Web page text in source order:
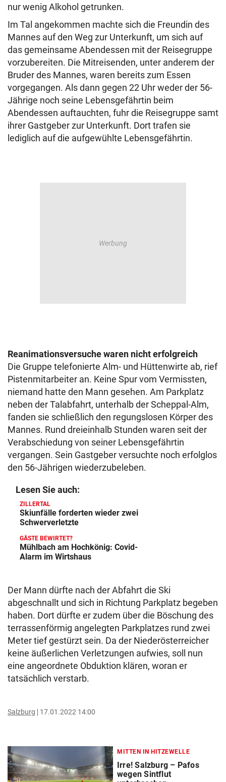
nur wenig Alkohol getrunken.
Im Tal angekommen machte sich die Freundin des
Mannes auf den Weg zur Unterkunft, um sich auf
das gemeinsame Abendessen mit der Reisegruppe
vorzubereiten. Die Mitreisenden, unter anderem der
Bruder des Mannes, waren bereits zum Essen
vorgegangen. Als dann gegen 22 Uhr weder der 56-
Jährige noch seine Lebensgefährtin beim
Abendessen auftauchten, fuhr die Reisegruppe samt
ihrer Gastgeber zur Unterkunft. Dort trafen sie
lediglich auf die aufgewühlte Lebensgefährtin.
Reanimationsversuche waren nicht erfolgreich
Die Gruppe telefonierte Alm- und Hüttenwirte ab, rief
Pistenmitarbeiter an. Keine Spur vom Vermissten,
niemand hatte den Mann gesehen. Am Parkplatz
neben der Talabfahrt, unterhalb der Scheppal-Alm,
fanden sie schließlich den regungslosen Körper des
Mannes. Rund dreieinhalb Stunden waren seit der
Verabschiedung von seiner Lebensgefährtin
vergangen. Sein Gastgeber versuchte noch erfolglos
den 56-Jährigen wiederzubeleben.
Lesen Sie auch:
ZILLERTAL
Skiunfälle forderten wieder zwei
Schwerverletzte
GÄSTE BEWIRTET?
Mühlbach am Hochkönig: Covid-
Alarm im Wirtshaus
Der Mann dürfte nach der Abfahrt die Ski
abgeschnallt und sich in Richtung Parkplatz begeben
haben. Dort dürfte er zudem über die Böschung des
terrassenförmig angelegten Parkplatzes rund zwei
Meter tief gestürzt sein. Da der Niederösterreicher
keine äußerlichen Verletzungen aufwies, soll nun
eine angeordnete Obduktion klären, woran er
tatsächlich verstarb.
Salzburg 17.01.2022 14:00
MITTEN IN HITZEWELLE
Irre! Salzburg – Pafos
wegen Sintflut